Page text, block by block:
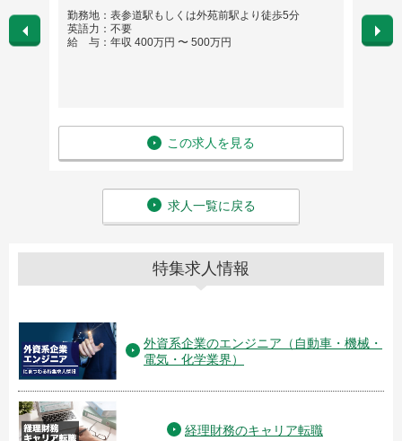
勤務地：表参道駅もしくは外苑前駅より徒歩5分
英語力：不要
給 与：年収 400万円 〜 500万円
この求人を見る
勤務
※希
英語
求人一覧に戻る
特集求人情報
外資系企業のエンジニア（自動車・機械・
電気・化学業界）
経理財務のキャリア転職